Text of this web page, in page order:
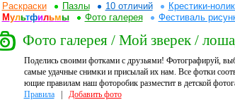
Раскраски Пазлы 10 отличий Крестики-
Мультфильмы Фото галерея Фестиваль
Фото галерея / Мой зверек /
Поделись своими фотками с друзьями! Фотографируй,
самые удачные снимки и присылай их нам. Все фотки
ющие правилам наш фоторобик разместит в детской
Правила| Добавить фото